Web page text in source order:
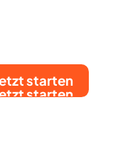
starten
starten